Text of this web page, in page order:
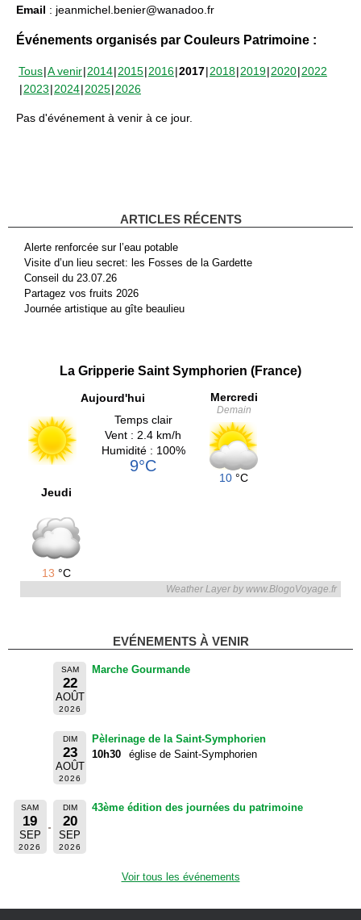
Email : jeanmichel.benier@wanadoo.fr
Événements organisés par Couleurs Patrimoine :
Tous A venir 2014 2015 2016 2017 2018 2019 2020 2022
2023 2024 2025 2026
Pas d'événement à venir à ce jour.
ARTICLES RÉCENTS
Alerte renforcée sur l’eau potable
Visite d’un lieu secret: les Fosses de la Gardette
Conseil du 23.07.26
Partagez vos fruits 2026
Journée artistique au gîte beaulieu
La Gripperie Saint Symphorien (France)
Aujourd'hui
Temps clair
Vent : 2.4 km/h
Humidité : 100%
9°C
Mercredi
Demain
10 °C
Jeudi
13 °C
Weather Layer by www.BlogoVoyage.fr
EVÉNEMENTS À VENIR
SAM
22
AOÛT
2026
Marche Gourmande
DIM
23
AOÛT
2026
Pèlerinage de la Saint-Symphorien
10h30
église de Saint-Symphorien
SAM
19
SEP
2026
DIM
20
SEP
2026
43ème édition des journées du patrimoine
Voir tous les événements